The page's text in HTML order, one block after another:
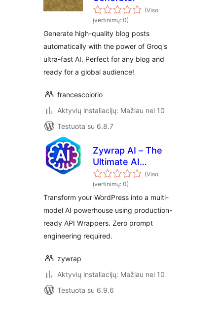
(Viso
įvertinimų: 0)
Generate high-quality blog posts
automatically with the power of Groq's
ultra-fast AI. Perfect for any blog and
ready for a global audience!
francescoiorio
Aktyvių instaliacijų: Mažiau nei 10
Testuota su 6.8.7
Zywrap AI – The
Ultimate AI
Powerhouse
(OpenAI, Anthropic,
Gemini & Groq)
(Viso
įvertinimų: 0)
Transform your WordPress into a multi-
model AI powerhouse using production-
ready API Wrappers. Zero prompt
engineering required.
zywrap
Aktyvių instaliacijų: Mažiau nei 10
Testuota su 6.9.6